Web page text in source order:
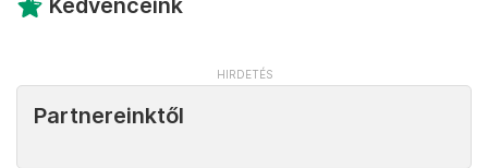
Kedvenceink
Partnereinktől